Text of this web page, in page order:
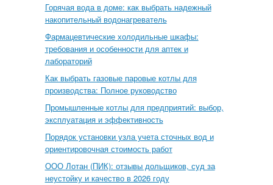
Горячая вода в доме: как выбрать надежный
накопительный водонагреватель
Фармацевтические холодильные шкафы:
требования и особенности для аптек и
лабораторий
Как выбрать газовые паровые котлы для
производства: Полное руководство
Промышленные котлы для предприятий: выбор,
эксплуатация и эффективность
Порядок установки узла учета сточных вод и
ориентировочная стоимость работ
ООО Лотан (ПИК): отзывы дольщиков, суд за
неустойку и качество в 2026 году